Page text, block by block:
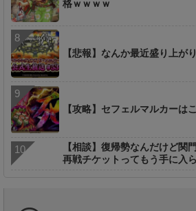
格ｗｗｗｗ
【悲報】なんか最近盛り上が
【攻略】セフェルマルカーは
【相談】復帰勢なんだけど関
再戦チケットってもう手に入